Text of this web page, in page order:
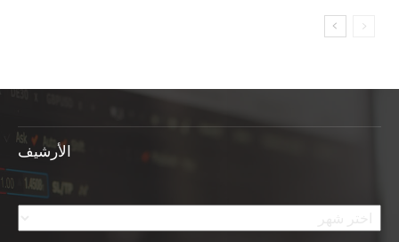
الأرشيف
الأرشيف